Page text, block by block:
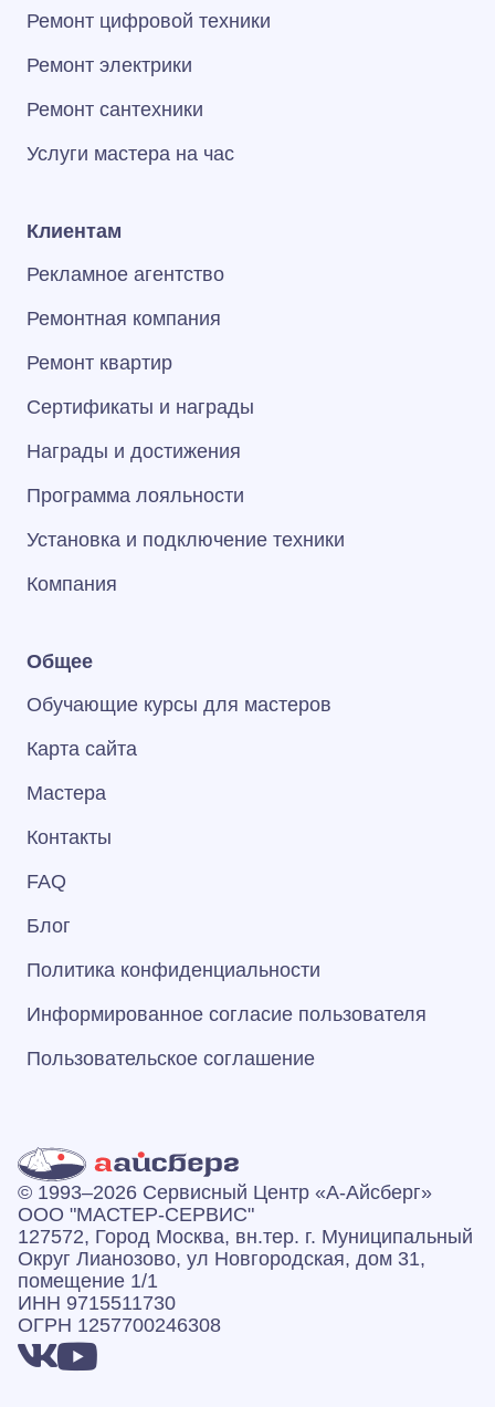
Ремонт цифровой техники
Ремонт электрики
Ремонт сантехники
Услуги мастера на час
Клиентам
Рекламное агентство
Ремонтная компания
Ремонт квартир
Сертификаты и награды
Награды и достижения
Программа лояльности
Установка и подключение техники
Компания
Общее
Обучающие курсы для мастеров
Карта сайта
Мастера
Контакты
FAQ
Блог
Политика конфиденциальности
Информированное согласие пользователя
Пользовательское соглашение
© 1993–2026 Сервисный Центр «А‑Айсберг»
ООО "МАСТЕР-СЕРВИС"
127572, Город Москва, вн.тер. г. Муниципальный
Округ Лианозово, ул Новгородская, дом 31,
помещение 1/1
ИНН 9715511730
ОГРН 1257700246308